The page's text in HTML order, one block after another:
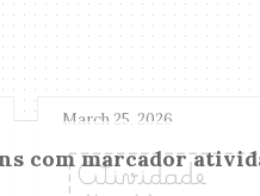
com marcador
March 25, 2026